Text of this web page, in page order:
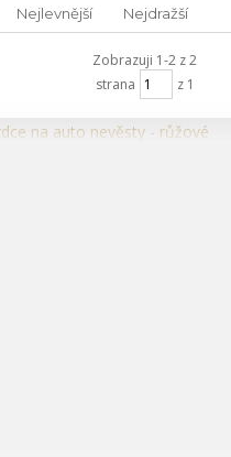
Nejlevnější Nejdražší
Zobrazuji 1-2 z 2
strana
z 1